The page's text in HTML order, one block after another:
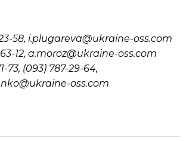
58, i.plugareva@ukraine-oss.com
12, a.moroz@ukraine-oss.com
73, (093) 787-29-64,
oss.com